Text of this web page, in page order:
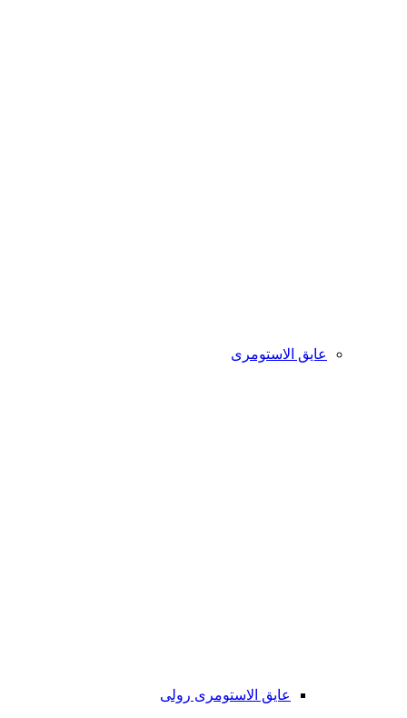
عایق الاستومری
عایق الاستومری رولی